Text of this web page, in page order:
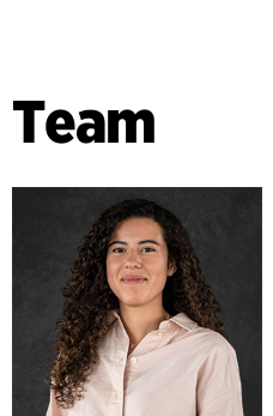
Team